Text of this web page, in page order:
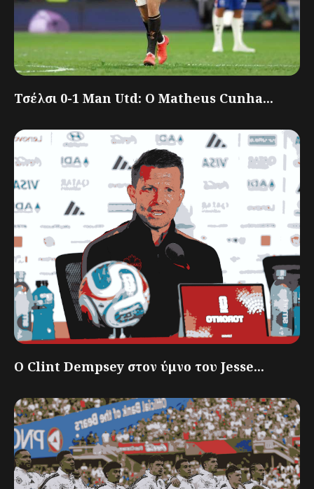
Τσέλσι 0-1 Man Utd: Ο Matheus Cunha...
Ο Clint Dempsey στον ύμνο του Jesse...